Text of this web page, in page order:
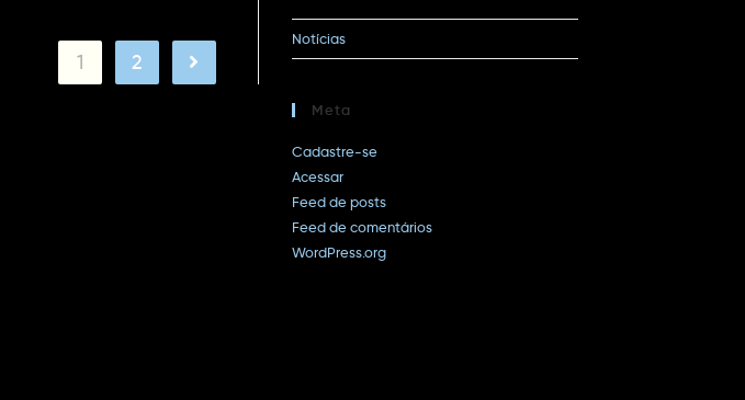
1 2
Notícias
Meta
Cadastre-se
Acessar
Feed de posts
Feed de comentários
WordPress.org